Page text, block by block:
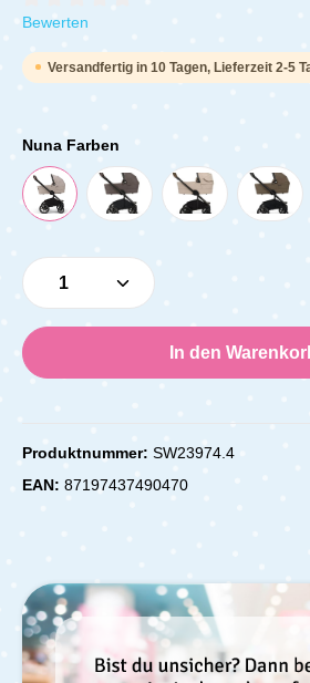
Durchschnittliche Bewertung von 0 von 5
Bewerten
Versandfertig in 10 Tagen, Lieferzeit 2-5
Nuna Farben
Produkt Anzahl: Gib den
In den
Produktnummer: SW23974.4
EAN: 87197437490470